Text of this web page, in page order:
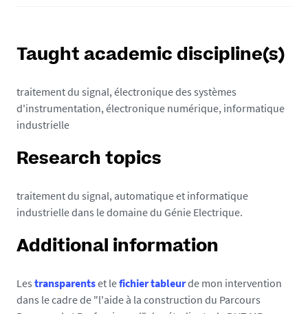
Taught academic discipline(s)
traitement du signal, électronique des systèmes
d'instrumentation, électronique numérique, informatique
industrielle
Research topics
traitement du signal, automatique et informatique
industrielle dans le domaine du Génie Electrique.
Additional information
Les transparentset lefichier tableurde mon intervention
dans le cadre de "l'aide à la construction du Parcours